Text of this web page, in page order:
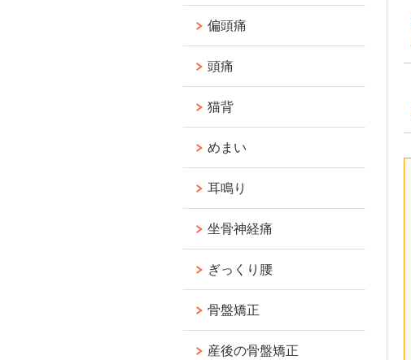
偏頭痛
頭痛
猫背
めまい
耳鳴り
坐骨神経痛
ぎっくり腰
骨盤矯正
産後の骨盤矯正